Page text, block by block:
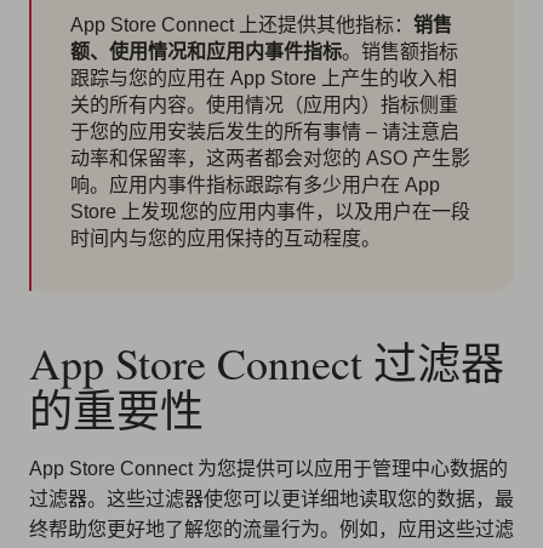
App Store Connect 上还提供其他指标： 销售
额、使用情况和应用内事件指标。销售额指标
跟踪与您的应用在 App Store 上产生的收入相
关的所有内容。使用情况（应用内）指标侧重
于您的应用安装后发生的所有事情 – 请注意启
动率和保留率，这两者都会对您的 ASO 产生影
响。应用内事件指标跟踪有多少用户在 App
Store 上发现您的应用内事件，以及用户在一段
时间内与您的应用保持的互动程度。
App Store Connect 过滤器
的重要性
App Store Connect 为您提供可以应用于管理中心数据的
过滤器。这些过滤器使您可以更详细地读取您的数据，最
终帮助您更好地了解您的流量行为。例如，应用这些过滤